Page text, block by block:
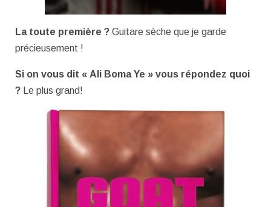
La toute première ? Guitare sèche que je garde
précieusement !
Si on vous dit « Ali Boma Ye » vous répondez quoi
? Le plus grand!